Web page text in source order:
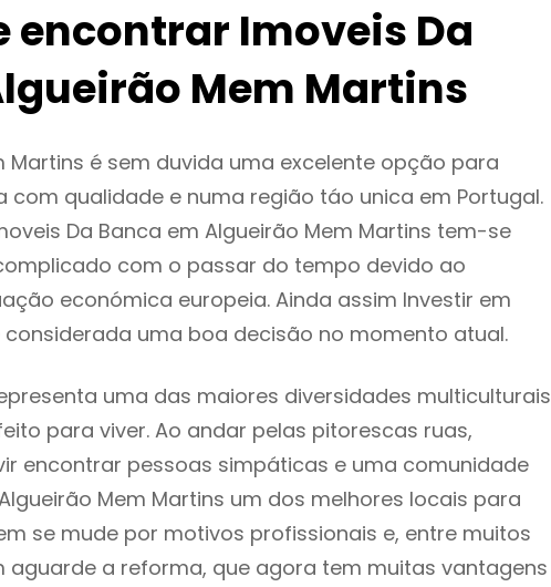
encontrar Imoveis Da
Mem Martins
Martins é sem duvida uma excelente opção para
com qualidade e numa região táo unica em Portugal.
Da Banca em Algueirão Mem Martins tem-se
com o passar do tempo devido ao
económica europeia. Ainda assim Investir em
considerada uma boa decisão no momento atual.
uma das maiores diversidades multiculturais
para viver. Ao andar pelas pitorescas ruas,
encontrar pessoas simpáticas e uma comunidade
Mem Martins um dos melhores locais para
se mude por motivos profissionais e, entre muitos
aguarde a reforma, que agora tem muitas vantagens